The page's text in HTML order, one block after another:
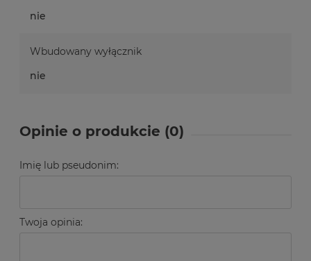
nie
Wbudowany wyłącznik
nie
Opinie o produkcie (0)
Imię lub pseudonim:
Twoja opinia: